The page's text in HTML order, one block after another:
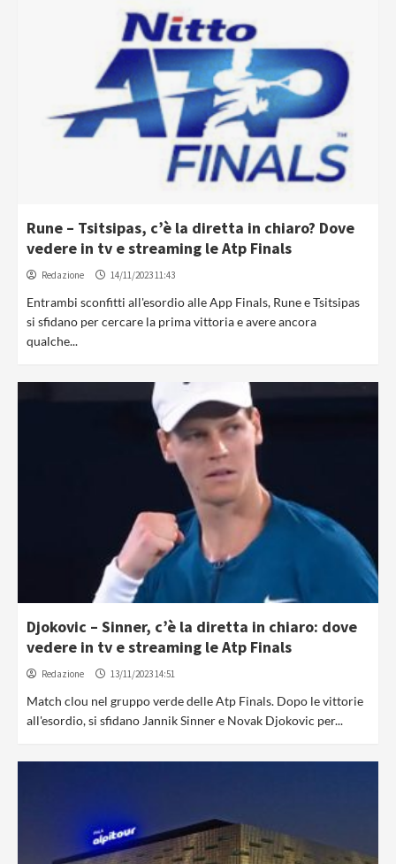
Rune – Tsitsipas, c’è la diretta in chiaro? Dove
vedere in tv e streaming le Atp Finals
Redazione 14/11/2023 11:43
Entrambi sconfitti all'esordio alle App Finals, Rune e Tsitsipas
si sfidano per cercare la prima vittoria e avere ancora
qualche...
Djokovic – Sinner, c’è la diretta in chiaro: dove
vedere in tv e streaming le Atp Finals
Redazione 13/11/2023 14:51
Match clou nel gruppo verde delle Atp Finals. Dopo le vittorie
all'esordio, si sfidano Jannik Sinner e Novak Djokovic per...